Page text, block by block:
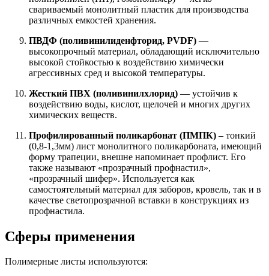
свариваемый монолитный пластик для производства
различных емкостей хранения.
ПВДФ (поливинилиденфторид, PVDF) —
высокопрочный материал, обладающий исключительно
высокой стойкостью к воздействию химически
агрессивных сред и высокой температуры.
Жесткий ПВХ (поливинилхлорид) — устойчив к
воздействию воды, кислот, щелочей и многих других
химических веществ.
Профилированный поликарбонат (ПМПК) – тонкий
(0,8-1,3мм) лист монолитного поликарбоната, имеющий
форму трапеции, внешне напоминает профлист. Его
также называют «прозрачный профнастил»,
«прозрачный шифер». Используется как
самостоятельный материал для заборов, кровель, так и в
качестве светопрозрачной вставки в конструкциях из
профнастила.
Сферы применения
Полимерные листы используются: